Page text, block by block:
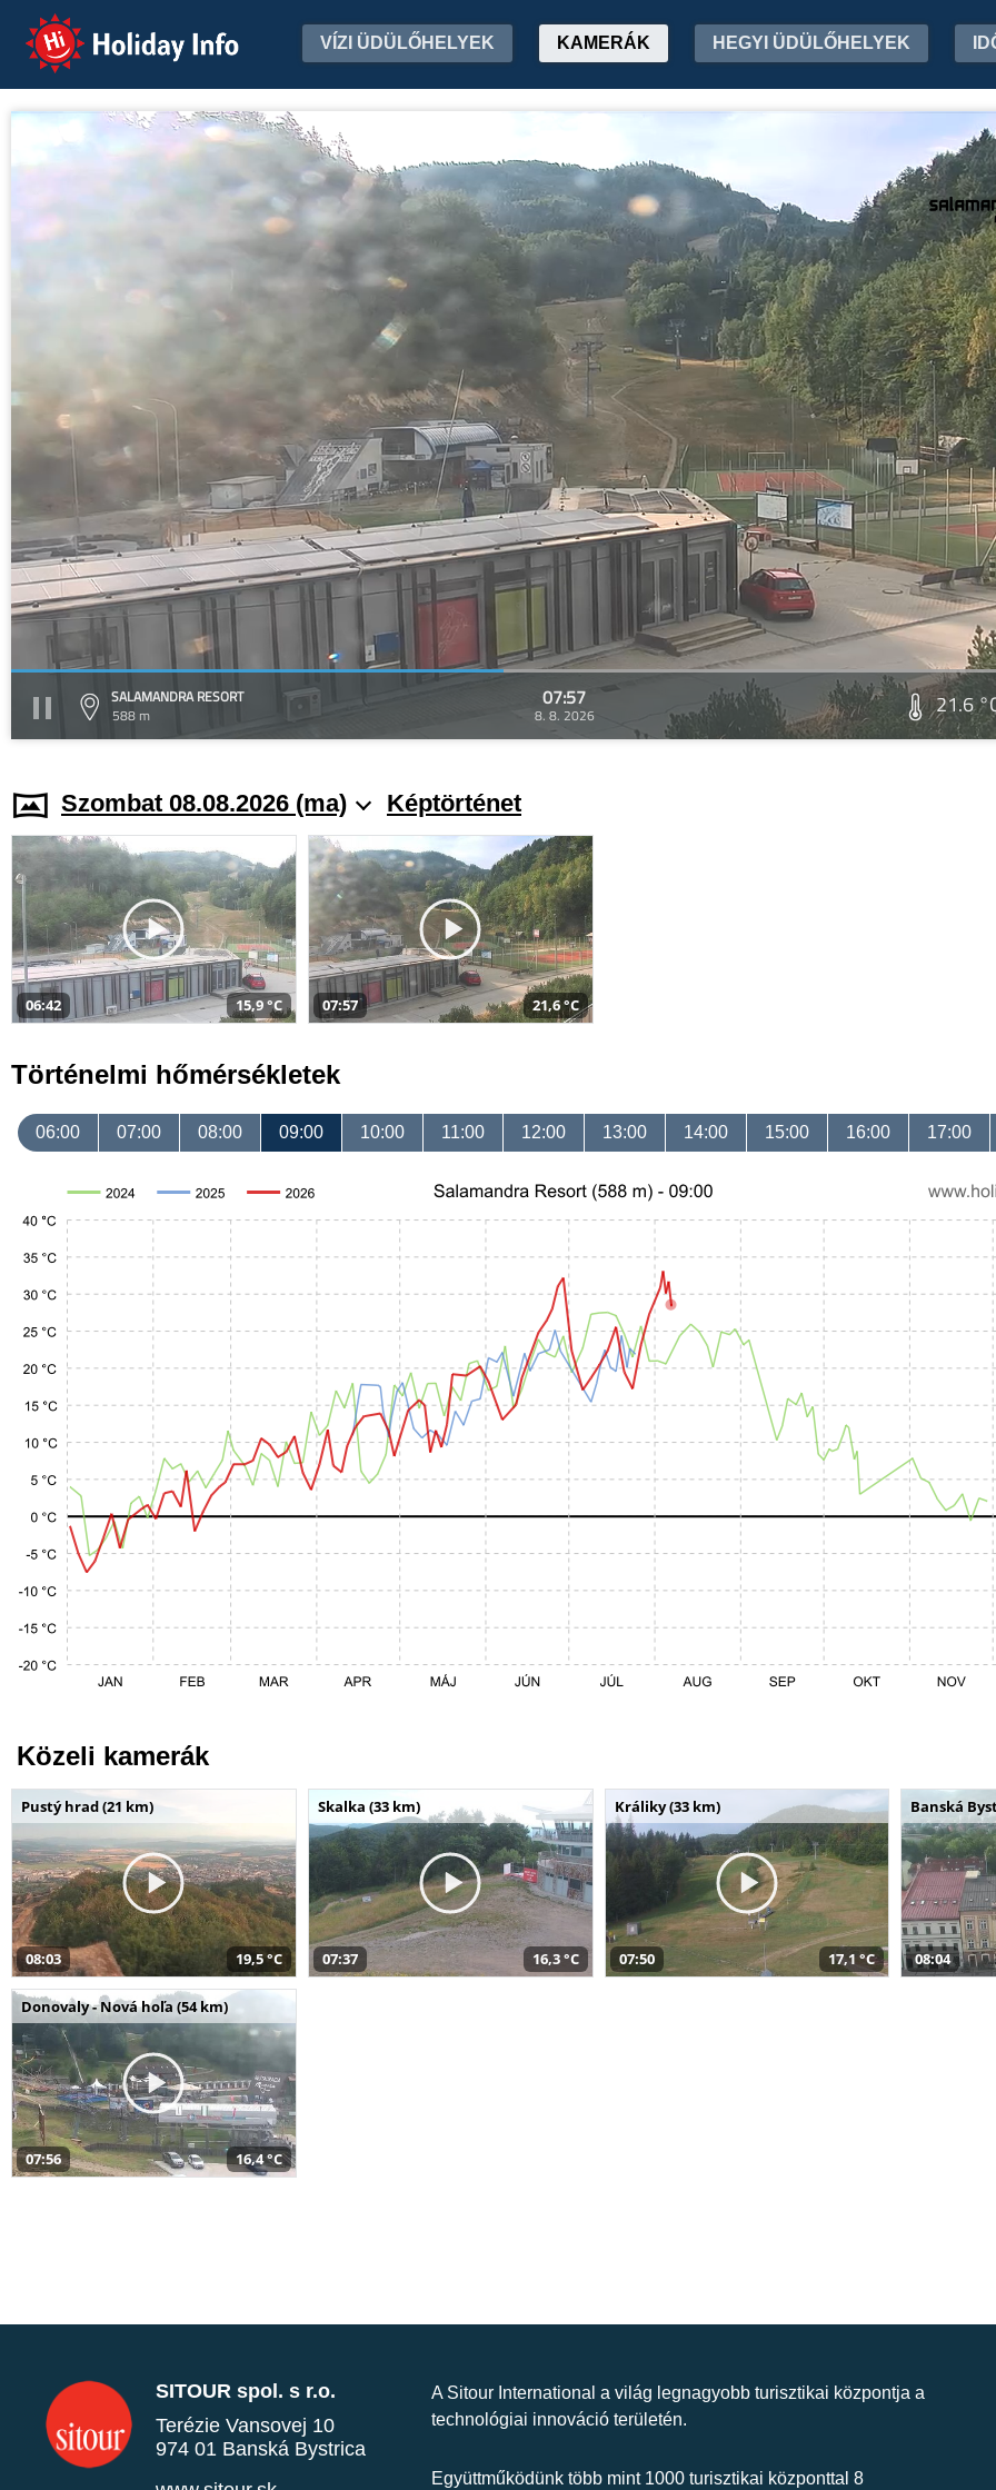
Holiday Info VÍZI ÜDÜLŐHELYEK KAMERÁK HEGYI ÜDÜLŐHELYEK
SALAMANDRA RESORT
588 m
07:57
8. 8. 2026 21.6
Szombat 08.08.2026 (ma) Képtörténet
06:42 15,9 °C 07:57 21,6 °C
Történelmi hőmérsékletek
06:00 07:00 08:00 09:00 10:00 11:00 12:00 13:00 14:00 15:00 16:00 17:00
Közeli kamerák
Pustý hrad (21 km)
08:03 19,5 °C
Skalka (33 km)
07:37 16,3 °C
Králiky (33 km)
07:50 17,1 °C
Banská
08:04
Donovaly - Nová hoľa (54 km)
07:56 16,4 °C
SITOUR spol. s r.o.
Terézie Vansovej 10
974 01 Banská Bystrica
A Sitour International a világ legnagyobb turisztikai központja a
technológiai innováció területén.
Együttműködünk több mint 1000 turisztikai központtal 8